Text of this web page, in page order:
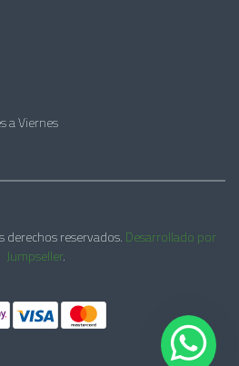
a Viernes
derechos reservados. Desarrollado por
Jumpseller.